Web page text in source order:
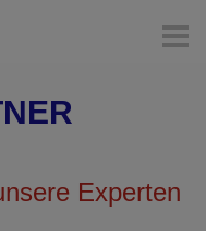
Experten